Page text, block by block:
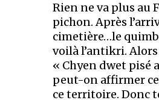
Rien ne va plus au
pichon. Après
cimetière…le
voilà l’antikri. Alors
« Chyen dwet pisé
peut-on affirmer
ce territoire. Donc